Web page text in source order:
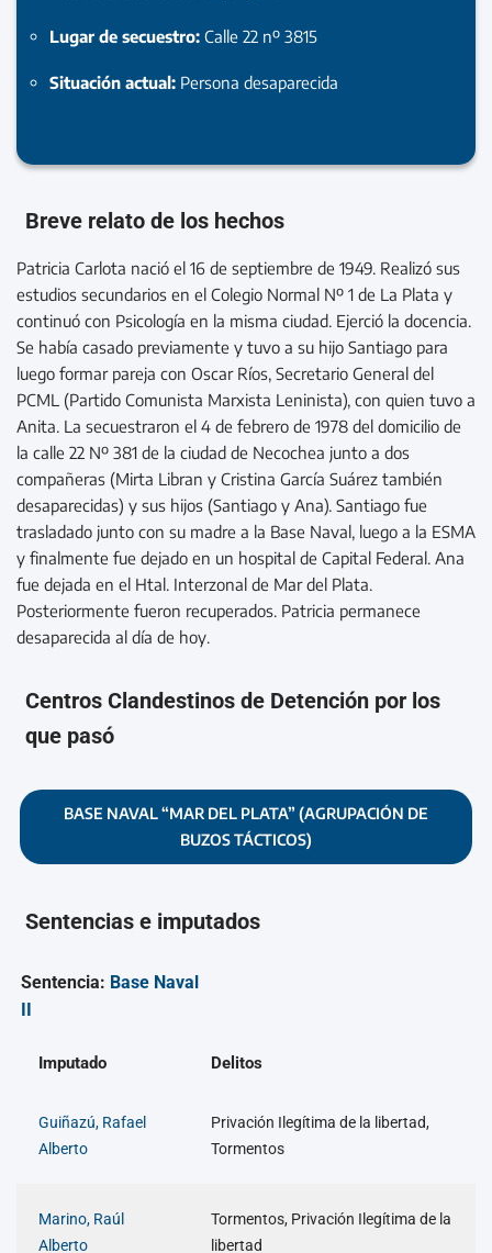
Lugar de secuestro: Calle 22 nº 3815
Situación actual: Persona desaparecida
Breve relato de los hechos
Patricia Carlota nació el 16 de septiembre de 1949. Realizó sus
estudios secundarios en el Colegio Normal Nº 1 de La Plata y
continuó con Psicología en la misma ciudad. Ejerció la docencia.
Se había casado previamente y tuvo a su hijo Santiago para
luego formar pareja con Oscar Ríos, Secretario General del
PCML (Partido Comunista Marxista Leninista), con quien tuvo a
Anita. La secuestraron el 4 de febrero de 1978 del domicilio de
la calle 22 Nº 381 de la ciudad de Necochea junto a dos
compañeras (Mirta Libran y Cristina García Suárez también
desaparecidas) y sus hijos (Santiago y Ana). Santiago fue
trasladado junto con su madre a la Base Naval, luego a la ESMA
y finalmente fue dejado en un hospital de Capital Federal. Ana
fue dejada en el Htal. Interzonal de Mar del Plata.
Posteriormente fueron recuperados. Patricia permanece
desaparecida al día de hoy.
Centros Clandestinos de Detención por los
que pasó
BASE NAVAL “MAR DEL PLATA” (AGRUPACIÓN DE
BUZOS TÁCTICOS)
Sentencias e imputados
Sentencia: Base Naval
II
Imputado Delitos
Guiñazú, Rafael
Alberto
Privación Ilegítima de la libertad,
Tormentos
Marino, Raúl
Alberto
Tormentos, Privación Ilegítima de la
libertad